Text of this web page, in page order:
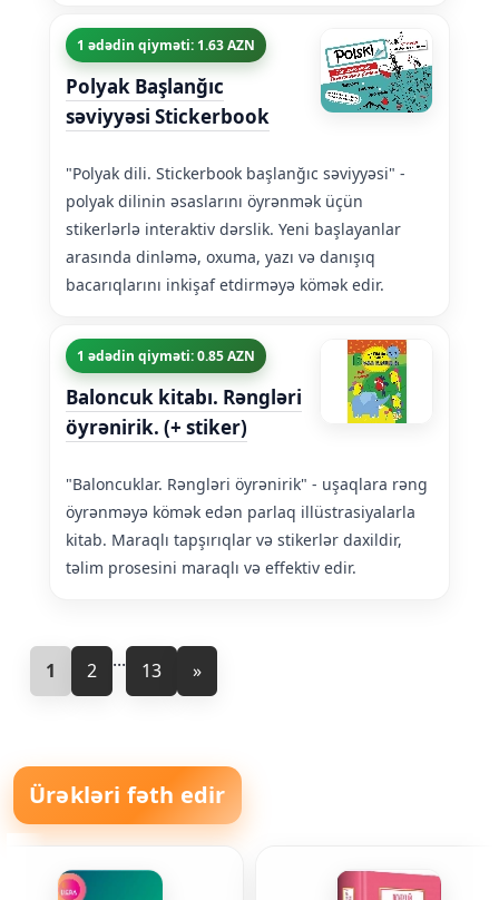
1 ədədin qiyməti: 1.63 AZN
Polyak Başlanğıc
səviyyəsi Stickerbook
"Polyak dili. Stickerbook başlanğıc səviyyəsi" -
polyak dilinin əsaslarını öyrənmək üçün
stikerlərlə interaktiv dərslik. Yeni başlayanlar
arasında dinləmə, oxuma, yazı və danışıq
bacarıqlarını inkişaf etdirməyə kömək edir.
1 ədədin qiyməti: 0.85 AZN
Baloncuk kitabı. Rəngləri
öyrənirik. (+ stiker)
"Baloncuklar. Rəngləri öyrənirik" - uşaqlara rəng
öyrənməyə kömək edən parlaq illüstrasiyalarla
kitab. Maraqlı tapşırıqlar və stikerlər daxildir,
təlim prosesini maraqlı və effektiv edir.
1 2 ... 13 »
Ürəkləri fəth edir